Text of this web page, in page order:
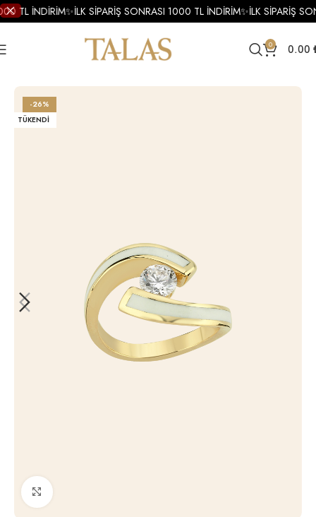
0 0.00
Altın Yüzükler Altın Mineli Yüzük
-26%
TÜKENDI
Büyütmek için tıklayın
TL İNDİRİM✨İLK SİPARİŞ SONRASI 1000 TL İNDİRİM✨İLK SİPARİŞ